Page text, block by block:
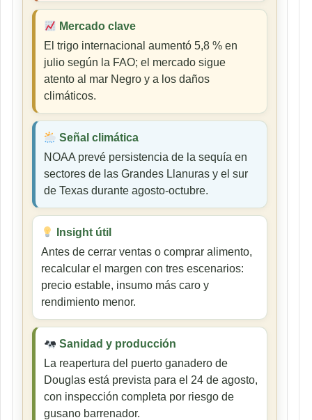
Mercado clave
El trigo internacional aumentó 5,8 % en
julio según la FAO; el mercado sigue
atento al mar Negro y a los daños
climáticos.
Señal climática
NOAA prevé persistencia de la sequía en
sectores de las Grandes Llanuras y el sur
de Texas durante agosto-octubre.
Insight útil
Antes de cerrar ventas o comprar alimento,
recalcular el margen con tres escenarios:
precio estable, insumo más caro y
rendimiento menor.
Sanidad y producción
La reapertura del puerto ganadero de
Douglas está prevista para el 24 de agosto,
con inspección completa por riesgo de
gusano barrenador.